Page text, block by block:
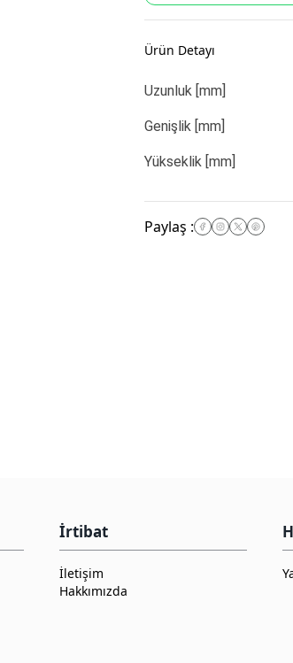
Ürün Detayı
Uzunluk [mm]
Genişlik [mm]
Yükseklik [mm]
Paylaş :
İrtibat
İletişim
Hakkımızda